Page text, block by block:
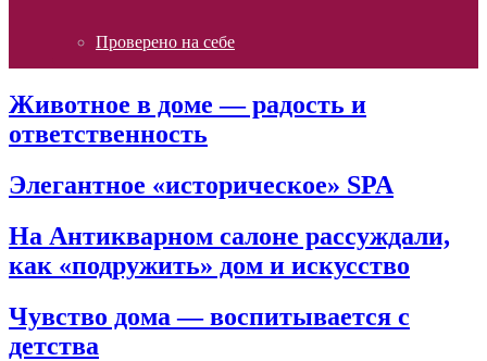
Проверено на себе
Животное в доме — радость и
ответственность
Элегантное «историческое» SPA
На Антикварном салоне рассуждали,
как «подружить» дом и искусство
Чувство дома — воспитывается с
детства